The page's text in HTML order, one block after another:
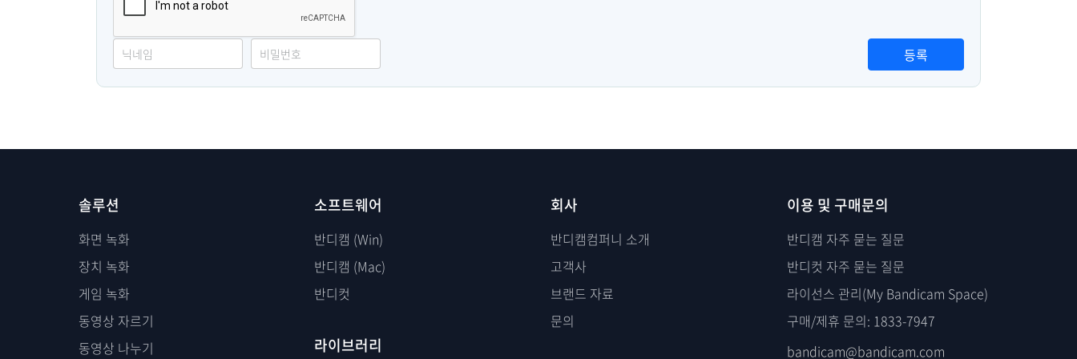
등록
솔루션
화면 녹화
장치 녹화
게임 녹화
동영상 자르기
동영상 나누기
소프트웨어
반디캠 (Win)
반디캠 (Mac)
반디컷
라이브러리
회사
반디캠컴퍼니 소개
고객사
브랜드 자료
문의
이용 및 구매문의
반디캠 자주 묻는 질문
반디컷 자주 묻는 질문
라이선스 관리(My Bandicam Space)
구매/제휴 문의: 1833-7947
bandicam@bandicam.com